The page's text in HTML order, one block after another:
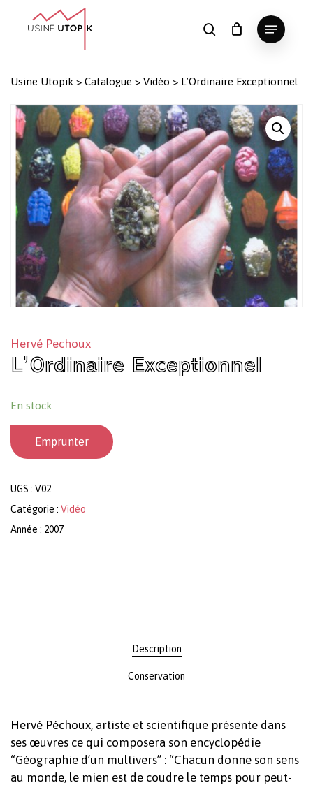
search
Menu
Panier Fermer
le
Usine Utopik > Catalogue > Vidéo > L’Ordinaire Exceptionnel
Hervé Pechoux
L’Ordinaire Exceptionnel
En stock
Emprunter
UGS : V02
Catégorie : Vidéo
Année : 2007
Description
Conservation
Hervé Péchoux, artiste et scientifique présente dans
ses œuvres ce qui composera son encyclopédie
“Géographie d’un multivers” : “Chacun donne son sens
au monde, le mien est de coudre le temps pour peut-
Close